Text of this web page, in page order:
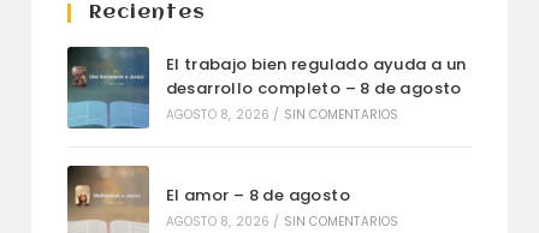
Recientes
El trabajo bien regulado ayuda a un
desarrollo completo – 8 de agosto
AGOSTO 8, 2026 / SIN COMENTARIOS
El amor – 8 de agosto
AGOSTO 8, 2026 / SIN COMENTARIOS